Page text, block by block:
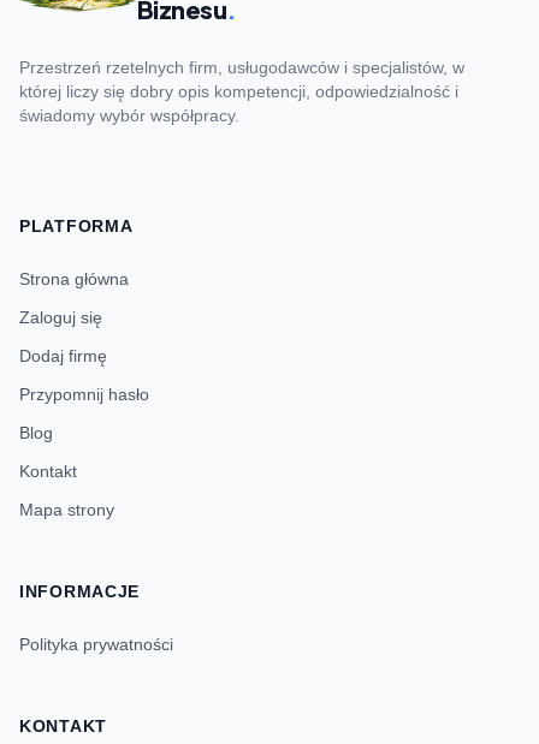
Biznesu.
Przestrzeń rzetelnych firm, usługodawców i specjalistów, w
której liczy się dobry opis kompetencji, odpowiedzialność i
świadomy wybór współpracy.
PLATFORMA
Strona główna
Zaloguj się
Dodaj firmę
Przypomnij hasło
Blog
Kontakt
Mapa strony
INFORMACJE
Polityka prywatności
KONTAKT